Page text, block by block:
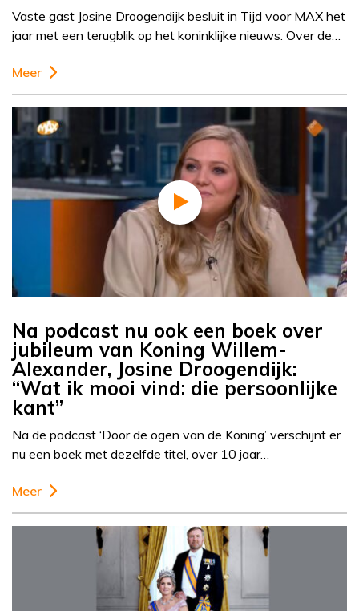
Vaste gast Josine Droogendijk besluit in Tijd voor MAX het
jaar met een terugblik op het koninklijke nieuws. Over de…
Meer
Na podcast nu ook een boek over
jubileum van Koning Willem-
Alexander, Josine Droogendijk:
“Wat ik mooi vind: die persoonlijke
kant”
Na de podcast ‘Door de ogen van de Koning’ verschijnt er
nu een boek met dezelfde titel, over 10 jaar…
Meer